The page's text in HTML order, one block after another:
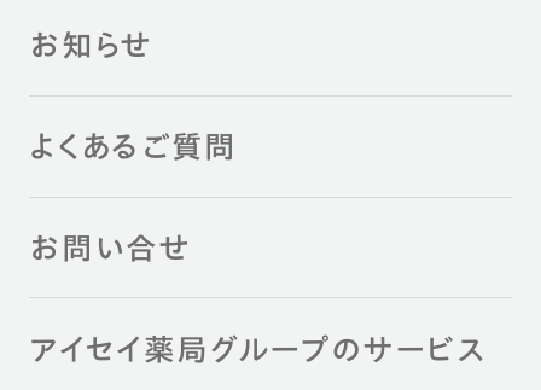
お知らせ
よくあるご質問
お問い合せ
アイセイ薬局グループのサービス